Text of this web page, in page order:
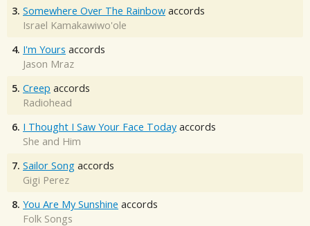
3. Somewhere Over The Rainbow accords
Israel Kamakawiwo'ole
4. I'm Yours accords
Jason Mraz
5. Creep accords
Radiohead
6. I Thought I Saw Your Face Today accords
She and Him
7. Sailor Song accords
Gigi Perez
8. You Are My Sunshine accords
Folk Songs